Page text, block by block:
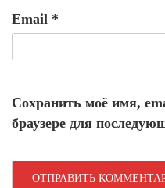
Email *
Сохранить моё имя,
браузере для